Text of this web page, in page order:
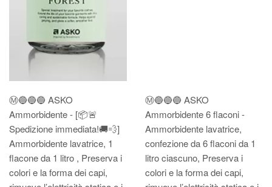
Ⓜ️🔵🔵🔵 ASKO
Ammorbidente - [📦🚨
Spedizione immediata!🚚💨]
Ammorbidente lavatrice, 1
flacone da 1 litro , Preserva i
colori e la forma dei capi,
Ⓜ️🔵🔵🔵 ASKO
Ammorbidente 6 flaconi -
Ammorbidente lavatrice,
confezione da 6 flaconi da 1
litro ciascuno, Preserva i
colori e la forma dei capi,